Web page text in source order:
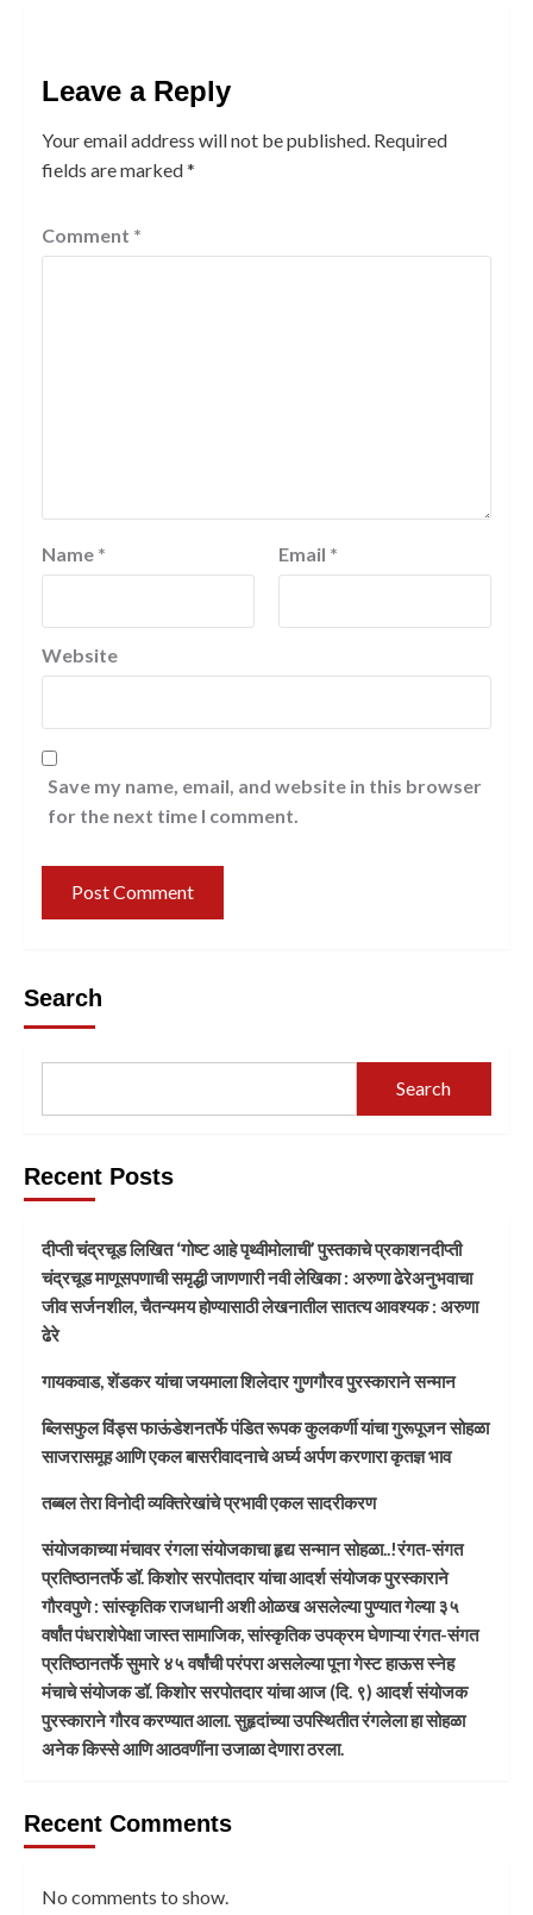
Leave a Reply
Your email address will not be published. Required
fields are marked*
Comment *
Name * Email *
Website
Save my name, email, and website in this browser
for the next time I comment.
Search
Search
Recent Posts
दीप्ती चंद्रचूड लिखित ‘गोष्ट आहे पृथ्वीमोलाची’ पुस्तकाचे प्रकाशनदीप्ती
चंद्रचूड माणूसपणाची समृद्धी जाणणारी नवी लेखिका : अरुणा ढेरेअनुभवाचा
जीव सर्जनशील, चैतन्यमय होण्यासाठी लेखनातील सातत्य आवश्यक : अरुणा
ढेरे
गायकवाड, शेंडकर यांचा जयमाला शिलेदार गुणगौरव पुरस्काराने सन्मान
ब्लिसफुल विंड्स फाऊंडेशनतर्फे पंडित रूपक कुलकर्णी यांचा गुरूपूजन सोहळा
साजरासमूह आणि एकल बासरीवादनाचे अर्घ्य अर्पण करणारा कृतज्ञ भाव
तब्बल तेरा विनोदी व्यक्तिरेखांचे प्रभावी एकल सादरीकरण
संयोजकाच्या मंचावर रंगला संयोजकाचा हृद्य सन्मान सोहळा..!रंगत-संगत
प्रतिष्ठानतर्फे डॉ. किशोर सरपोतदार यांचा आदर्श संयोजक पुरस्काराने
गौरवपुणे : सांस्कृतिक राजधानी अशी ओळख असलेल्या पुण्यात गेल्या ३५
वर्षांत पंधराशेपेक्षा जास्त सामाजिक, सांस्कृतिक उपक्रम घेणाऱ्या रंगत-संगत
प्रतिष्ठानतर्फे सुमारे ४५ वर्षांची परंपरा असलेल्या पूना गेस्ट हाऊस स्नेह
मंचाचे संयोजक डॉ. किशोर सरपोतदार यांचा आज (दि. ९) आदर्श संयोजक
पुरस्काराने गौरव करण्यात आला. सुहृदांच्या उपस्थितीत रंगलेला हा सोहळा
अनेक किस्से आणि आठवणींना उजाळा देणारा ठरला.
Recent Comments
No comments to show.